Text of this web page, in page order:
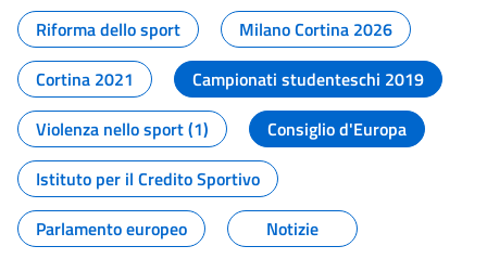
Riforma dello sport
Milano Cortina 2026
Cortina 2021
Campionati studenteschi 2019
Violenza nello sport (1)
Consiglio d'Europa
Istituto per il Credito Sportivo
Parlamento europeo
Notizie